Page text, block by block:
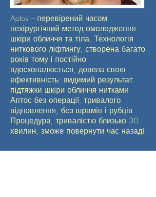
Aptos – перевірений часом
нехірургічний метод омолодження
шкіри обличчя та тіла. Технологія
ниткового ліфтингу, створена багато
років тому і постійно
вдосконалюється, довела свою
ефективність: видимий результат
підтяжки шкіри обличчя нитками
Аптос без операції, тривалого
відновлення, без шрамів і рубців.
Процедура, тривалістю близько 30
хвилин, зможе повернути час назад!